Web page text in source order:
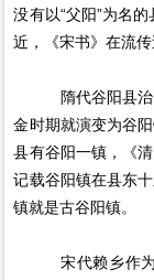
没有以“父阳”为名
近，《宋书》在流
隋代谷阳县治由
金时期就演变为谷
县有谷阳一镇，《
记载谷阳镇在县东
镇就是古谷阳镇。
宋代赖乡作为乡